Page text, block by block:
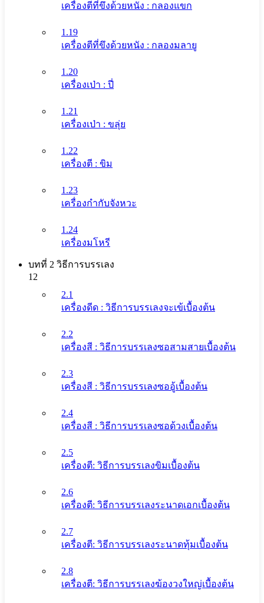
เครื่องตีที่ขึงด้วยหนัง : กลองแขก
1.19
เครื่องตีที่ขึงด้วยหนัง : กลองมลายู
1.20
เครื่องเป่า : ปี่
1.21
เครื่องเป่า : ขลุ่ย
1.22
เครื่องตี : ขิม
1.23
เครื่องกำกับจังหวะ
1.24
เครื่องมโหรี
บทที่ 2 วิธีการบรรเลง
12
2.1
เครื่องดีด : วิธีการบรรเลงจะเข้เบื้องต้น
2.2
เครื่องสี : วิธีการบรรเลงซอสามสายเบื้องต้น
2.3
เครื่องสี : วิธีการบรรเลงซออู้เบื้องต้น
2.4
เครื่องสี : วิธีการบรรเลงซอด้วงเบื้องต้น
2.5
เครื่องตี: วิธีการบรรเลงขิมเบื้องต้น
2.6
เครื่องตี: วิธีการบรรเลงระนาดเอกเบื้องต้น
2.7
เครื่องตี: วิธีการบรรเลงระนาดทุ้มเบื้องต้น
2.8
เครื่องตี: วิธีการบรรเลงฆ้องวงใหญ่เบื้องต้น